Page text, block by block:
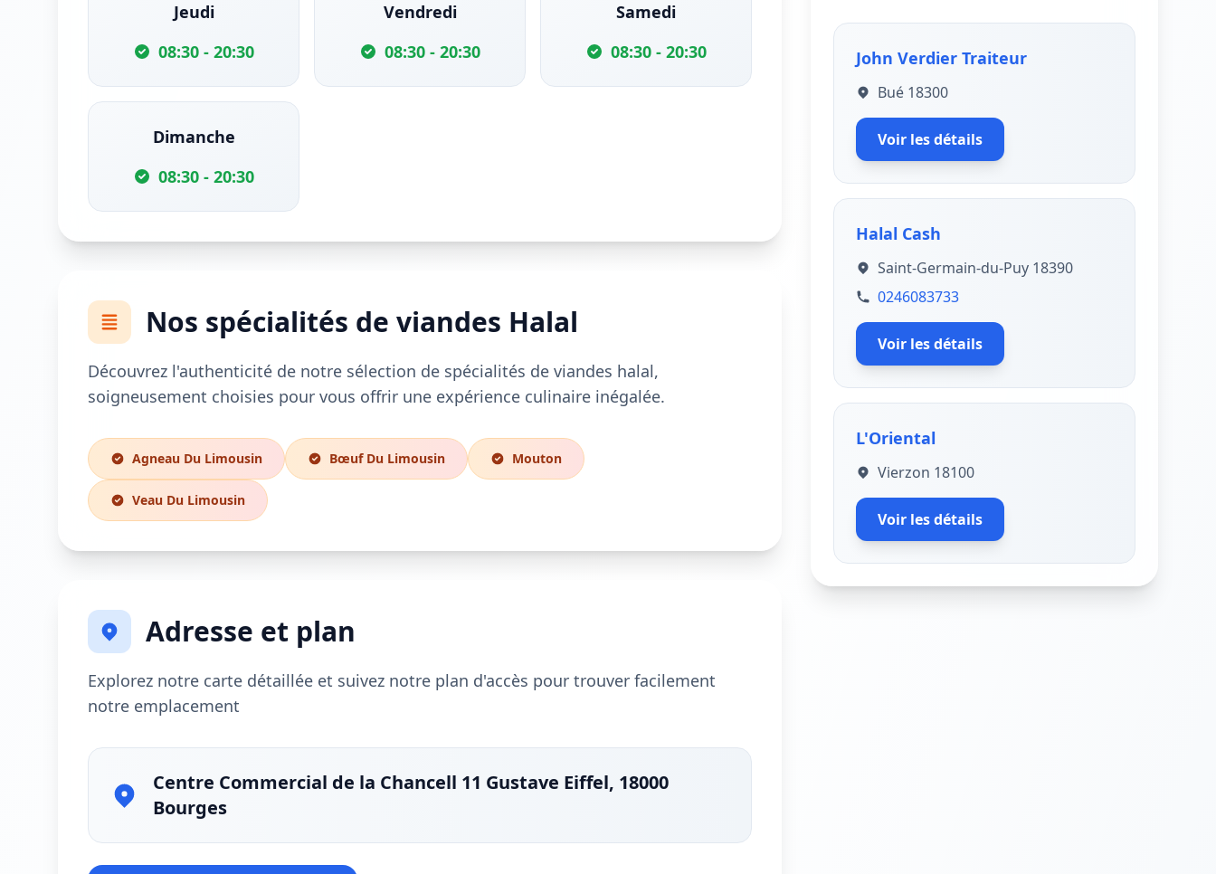
Jeudi
08:30 - 20:30
Vendredi
08:30 - 20:30
Samedi
08:30 - 20:30
Dimanche
08:30 - 20:30
Nos spécialités de viandes Halal
Découvrez l'authenticité de notre sélection de spécialités de viandes halal,
soigneusement choisies pour vous offrir une expérience culinaire inégalée.
Agneau Du Limousin Bœuf Du Limousin Mouton
Veau Du Limousin
Adresse et plan
Explorez notre carte détaillée et suivez notre plan d'accès pour trouver facilement
notre emplacement
Centre Commercial de la Chancell 11 Gustave Eiffel, 18000
Bourges
John Verdier Traiteur
Bué 18300
Voir les détails
Halal Cash
Saint-Germain-du-Puy 18390
0246083733
Voir les détails
L'Oriental
Vierzon 18100
Voir les détails